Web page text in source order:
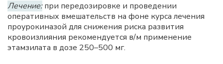
Лечение:при передозировке и проведении
оперативных вмешательств на фоне курса лечения
проурокиназой для снижения риска развития
кровоизлияния рекомендуется в/м применение
этамзилата в дозе 250–500 мг.